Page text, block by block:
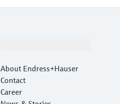
About Endress+Hauser
Contact
Career